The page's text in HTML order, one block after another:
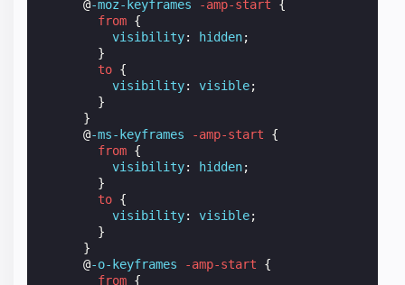
@-moz-keyframes -amp-start
{
from {
visibility: hidden;
}
to {
visibility: visible;
}
}
@-ms-keyframes -amp-start
{
from {
visibility: hidden;
}
to {
visibility: visible;
}
}
@-o-keyframes -amp-start
{
from {